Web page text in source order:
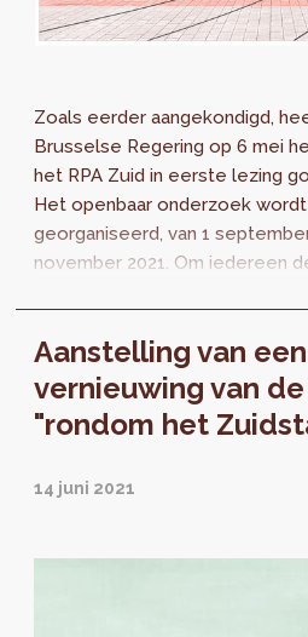
Zoals eerder aangekondigd,
Brusselse Regering op 6 mei
het RPA Zuid in eerste lezing
Het openbaar onderzoek
georganiseerd, van 1
november 2021. Om iedereen
Aanstelling van
vernieuwing van
"rondom het
14 juni 2021